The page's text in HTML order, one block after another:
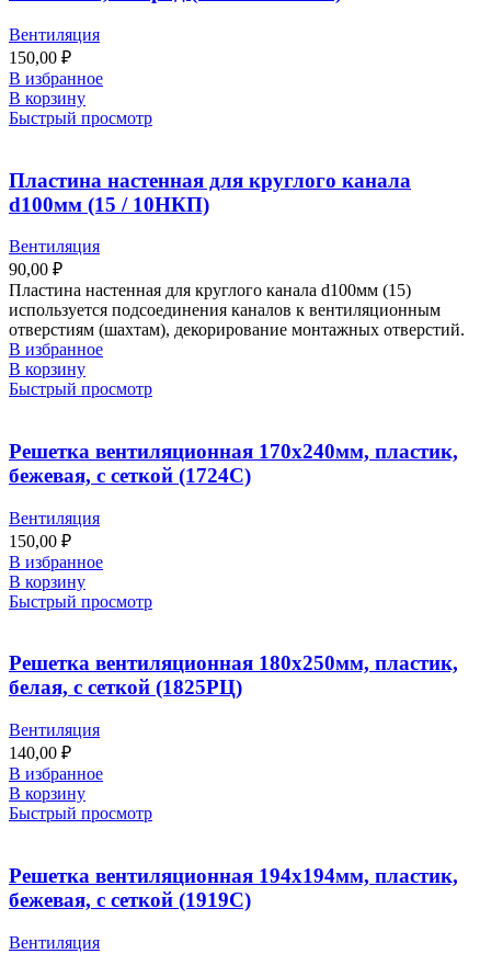
Вентиляция
150,00 ₽
В избранное
В корзину
Быстрый просмотр
Пластина настенная для круглого канала
d100мм (15 / 10НКП)
Вентиляция
90,00 ₽
Пластина настенная для круглого канала d100мм (15)
используется подсоединения каналов к вентиляционным
отверстиям (шахтам), декорирование монтажных отверстий.
В избранное
В корзину
Быстрый просмотр
Решетка вентиляционная 170х240мм, пластик,
бежевая, с сеткой (1724С)
Вентиляция
150,00 ₽
В избранное
В корзину
Быстрый просмотр
Решетка вентиляционная 180х250мм, пластик,
белая, с сеткой (1825РЦ)
Вентиляция
140,00 ₽
В избранное
В корзину
Быстрый просмотр
Решетка вентиляционная 194х194мм, пластик,
бежевая, с сеткой (1919С)
Вентиляция